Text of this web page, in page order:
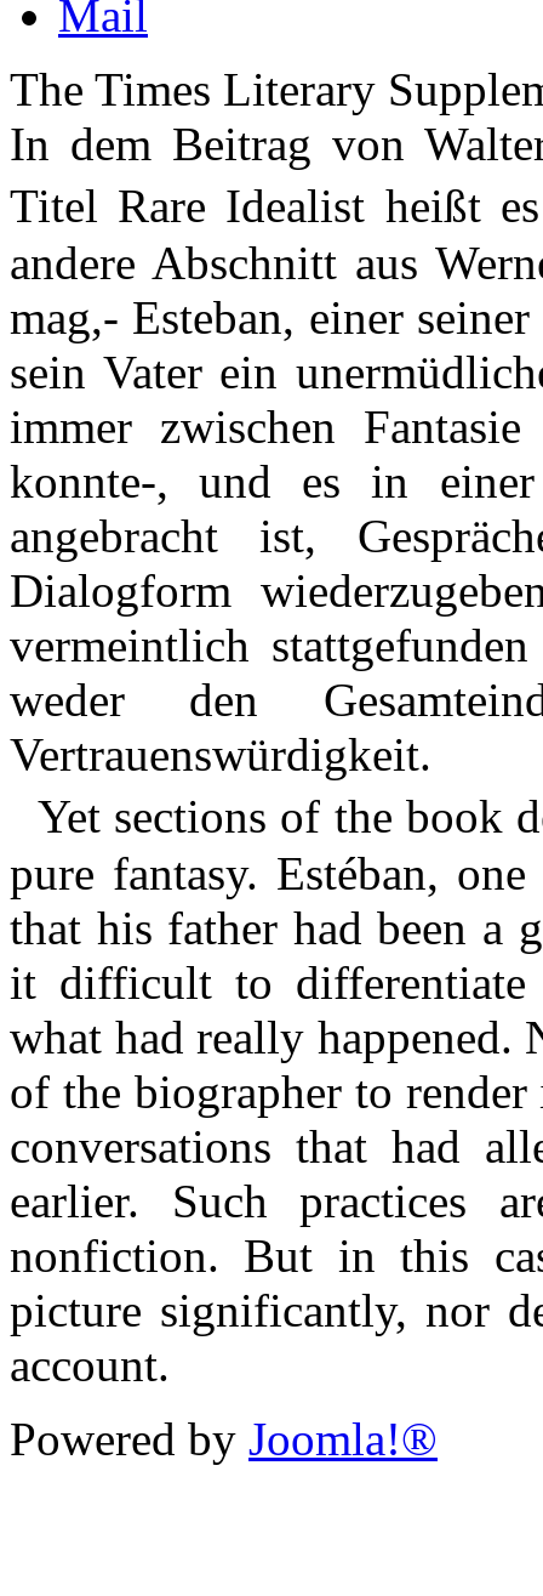
The Times Literary
In dem Beitrag von
Titel Rare Idealist heißt
andere Abschnitt aus
mag,- Esteban, einer
sein Vater ein
immer zwischen
konnte-, und es in
angebracht ist,
Dialogform
vermeintlich
weder den
Vertrauenswürdigkeit.
Yet sections of the book
pure fantasy. Estéban,
that his father had been a
it difficult to differentiate
what had really happened.
of the biographer to
conversations that had
earlier. Such
nonfiction. But in this
picture significantly, nor
account.
Powered by Joomla!®